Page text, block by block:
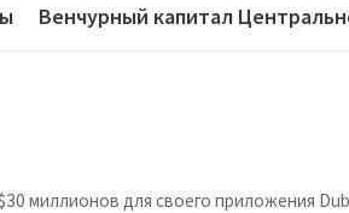
Венчурный капитал
миллионов для своего приложения Dub